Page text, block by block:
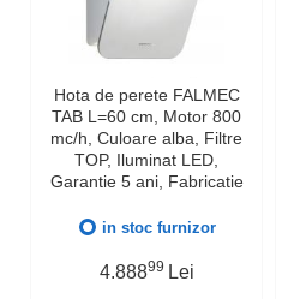
Hota de perete FALMEC
TAB L=60 cm, Motor 800
mc/h, Culoare alba, Filtre
TOP, Iluminat LED,
Garantie 5 ani, Fabricatie
in stoc furnizor
4.88899 Lei